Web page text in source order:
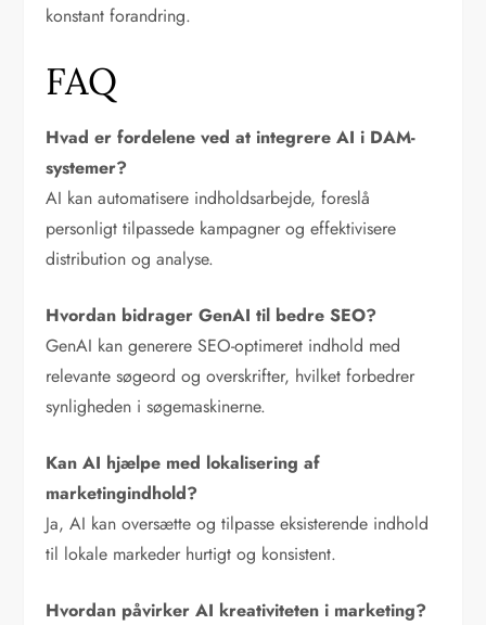
konstant forandring.
FAQ
Hvad er fordelene ved at integrere AI i DAM-
systemer?
AI kan automatisere indholdsarbejde, foreslå
personligt tilpassede kampagner og effektivisere
distribution og analyse.
Hvordan bidrager GenAI til bedre SEO?
GenAI kan generere SEO-optimeret indhold med
relevante søgeord og overskrifter, hvilket forbedrer
synligheden i søgemaskinerne.
Kan AI hjælpe med lokalisering af
marketingindhold?
Ja, AI kan oversætte og tilpasse eksisterende indhold
til lokale markeder hurtigt og konsistent.
Hvordan påvirker AI kreativiteten i marketing?